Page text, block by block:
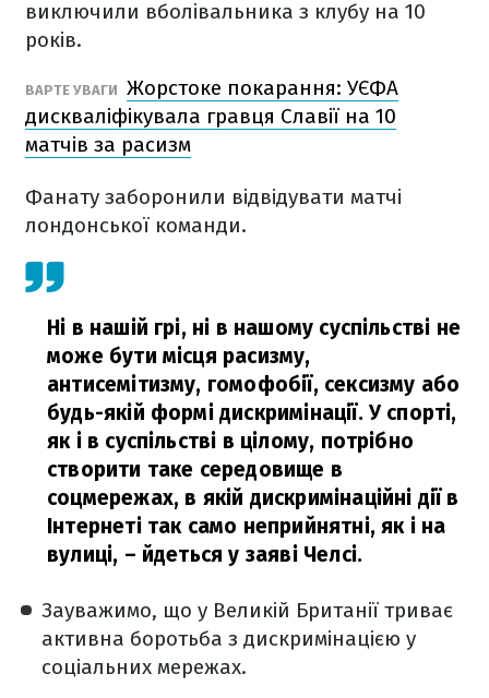
виключили вболівальника з клубу на 10
років.
ВАРТЕ УВАГИ Жорстоке покарання: УЄФА
дискваліфікувала гравця Славії на 10
матчів за расизм
Фанату заборонили відвідувати матчі
лондонської команди.
Ні в нашій грі, ні в нашому суспільстві не
може бути місця расизму,
антисемітизму, гомофобії, сексизму або
будь-якій формі дискримінації. У спорті,
як і в суспільстві в цілому, потрібно
створити таке середовище в
соцмережах, в якій дискримінаційні дії в
Інтернеті так само неприйнятні, як і на
вулиці, – йдеться у заяві Челсі.
Зауважимо, що у Великій Британії триває
активна боротьба з дискримінацією у
соціальних мережах.